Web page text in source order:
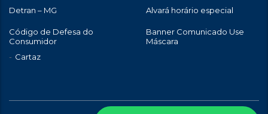
Detran – MG Alvará horário especial
Código de Defesa do
Consumidor
Cartaz
Banner Comunicado Use
Máscara